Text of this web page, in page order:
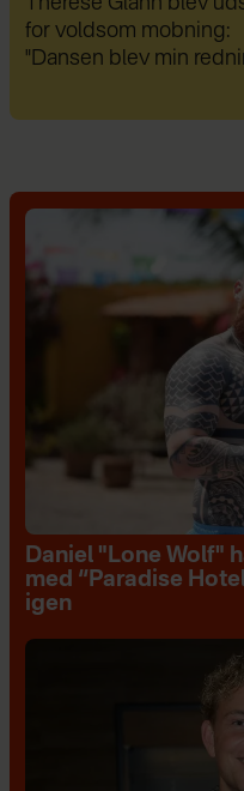
diagnoser, var han fuld
fordomme: "I dag er de
Daniel "Lone Wolf"
med “Paradise
igen